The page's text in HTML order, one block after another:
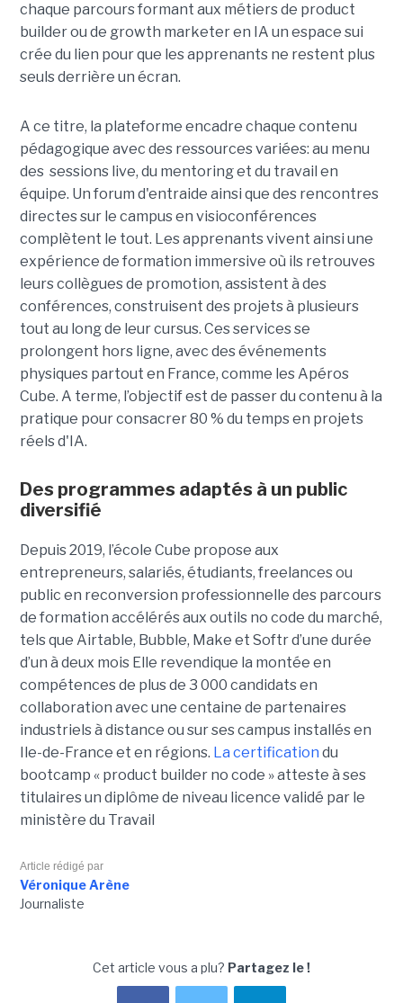
chaque parcours formant aux métiers de product
builder ou de growth marketer en IA un espace sui
crée du lien pour que les apprenants ne restent plus
seuls derrière un écran.
A ce titre, la plateforme encadre chaque contenu
pédagogique avec des ressources variées: au menu
des sessions live, du mentoring et du travail en
équipe. Un forum d'entraide ainsi que des rencontres
directes sur le campus en visioconférences
complètent le tout. Les apprenants vivent ainsi une
expérience de formation immersive où ils retrouves
leurs collègues de promotion, assistent à des
conférences, construisent des projets à plusieurs
tout au long de leur cursus. Ces services se
prolongent hors ligne, avec des événements
physiques partout en France, comme les Apéros
Cube. A terme, l’objectif est de passer du contenu à la
pratique pour consacrer 80 % du temps en projets
réels d'IA.
Des programmes adaptés à un public
diversifié
Depuis 2019, l’école Cube propose aux
entrepreneurs, salariés, étudiants, freelances ou
public en reconversion professionnelle des parcours
de formation accélérés aux outils no code du marché,
tels que Airtable, Bubble, Make et Softr d’une durée
d’un à deux mois Elle revendique la montée en
compétences de plus de 3 000 candidats en
collaboration avec une centaine de partenaires
industriels à distance ou sur ses campus installés en
Ile-de-France et en régions. La certification du
bootcamp « product builder no code » atteste à ses
titulaires un diplôme de niveau licence validé par le
ministère du Travail
Article rédigé par
Véronique Arène
Journaliste
Cet article vous a plu? Partagez le !